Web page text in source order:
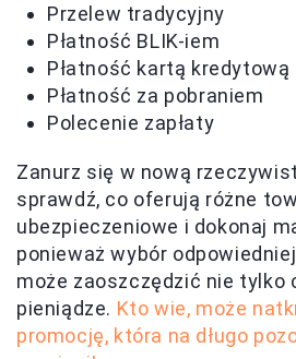
Przelew tradycyjny
Płatność BLIK-iem
Płatność kartą kredytową
Płatność za pobraniem
Polecenie zapłaty
Zanurz się w nową
sprawdź, co oferują różne
ubezpieczeniowe i dokonaj
ponieważ wybór
może zaoszczędzić nie tylko
pieniądze. Kto wie, może
promocję, która na długo